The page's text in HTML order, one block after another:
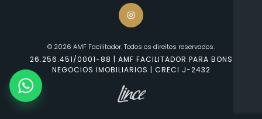
© 2026 AMF Facilitador. Todos os direitos reservados.
26.256.451/0001-88 | AMF FACILITADOR PARA BONS
NEGOCIOS IMOBILIARIOS | CRECI J-2432